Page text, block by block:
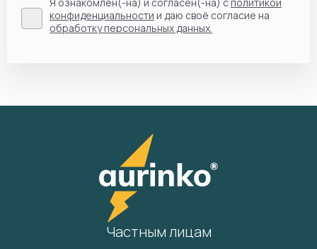
конфиденциальности и даю своё согласие на
обработку персональных данных.
Частным лицам